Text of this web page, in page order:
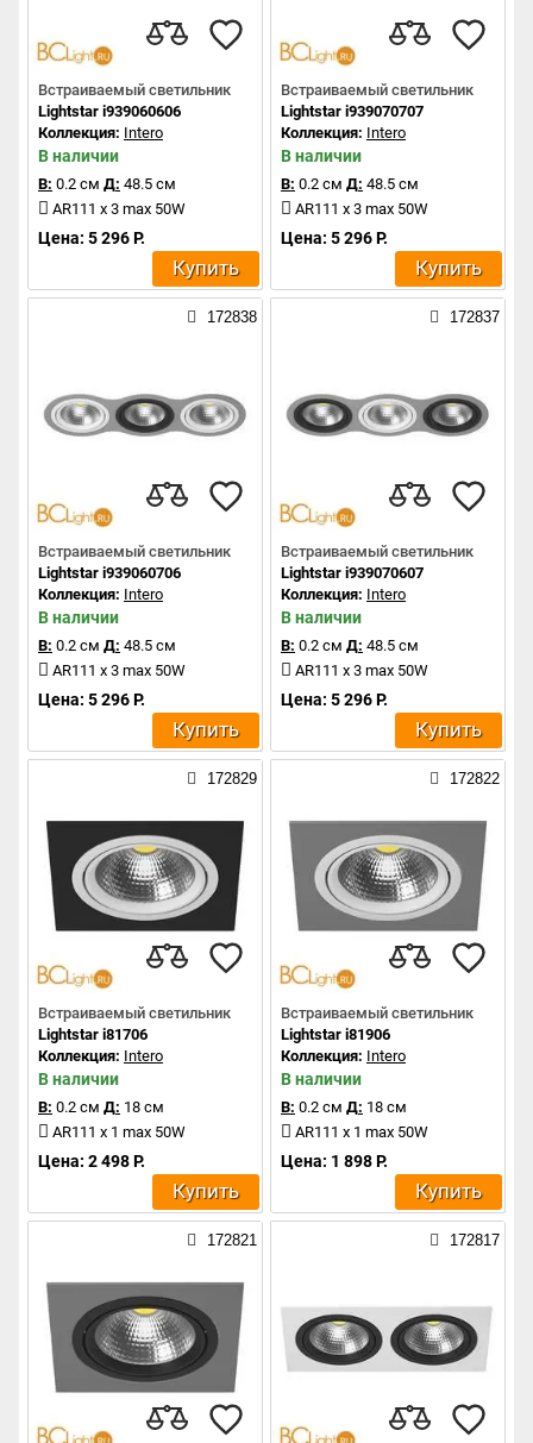
Встраиваемый светильник
Lightstar i939060606
Коллекция: Intero
В наличии
В: 0.2 см Д: 48.5 см
AR111 x 3 max 50W
Цена: 5 296 Р.
Купить
Встраиваемый светильник
Lightstar i939070707
Коллекция: Intero
В наличии
В: 0.2 см Д: 48.5 см
AR111 x 3 max 50W
Цена: 5 296 Р.
Купить
172838
Встраиваемый светильник
Lightstar i939060706
Коллекция: Intero
В наличии
В: 0.2 см Д: 48.5 см
AR111 x 3 max 50W
Цена: 5 296 Р.
Купить
172837
Встраиваемый светильник
Lightstar i939070607
Коллекция: Intero
В наличии
В: 0.2 см Д: 48.5 см
AR111 x 3 max 50W
Цена: 5 296 Р.
Купить
172829
Встраиваемый светильник
Lightstar i81706
Коллекция: Intero
В наличии
В: 0.2 см Д: 18 см
AR111 x 1 max 50W
Цена: 2 498 Р.
Купить
172822
Встраиваемый светильник
Lightstar i81906
Коллекция: Intero
В наличии
В: 0.2 см Д: 18 см
AR111 x 1 max 50W
Цена: 1 898 Р.
Купить
172821 172817